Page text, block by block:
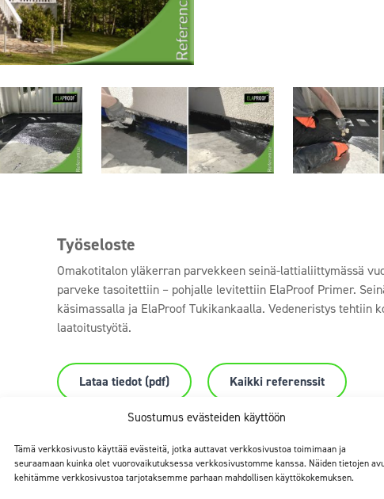
Suostumus evästeiden käyttöön
Tämä verkkosivusto käyttää evästeitä, jotka auttavat verkkosivustoa toimimaan ja
seuraamaan kuinka olet vuorovaikutuksessa verkkosivustomme kanssa. Näiden tietojen
kehitämme verkkosivustoa tarjotaksemme parhaan mahdollisen käyttökokemuksen.
Työseloste
Omakotitalon yläkerran parvekkeen seinä-lattialiittymässä
parveke tasoitettiin – pohjalle levitettiin ElaProof Primer.
käsimassalla ja ElaProof Tukikankaalla. Vedeneristys tehtiin
laatoitustyötä.
Lataa tiedot (pdf) Kaikki referenssit